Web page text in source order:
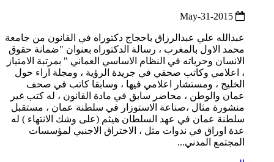
عبدالله علي عبدالرزاق باحجاج دكتوراه في القانون من جامعة
محمد الاول بالمغرب ، رسالة الدكتوراه بعنوان "ضمانة حقوق
الانسان وحرياته في النظام الاساسي العماني " بمرتبة الامتياز
، اعلامي وكاتب صحفي في جريدة الرؤية ، ومجلة اراء حول
الخليج ، ومستشار اعلامي فيها ، وسابقا كاتب في صحف
عمان والوطن ، محاضر سابق في مادة القانون ، له كتب غير
منشورة مثال ،صناعة الاستوزار في سلطنة عمان ، مستقبل
سلطنة عمان في عهد السلطان هيثم (على وشك الانتهاء ) له
عدة اوراق في ندوات مثل ، الاختراق الاجنبي لمؤسسات
المجتمع المدني...